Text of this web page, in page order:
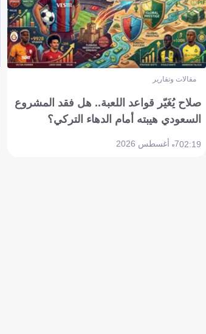
مقالات وتقارير
صلاح يُغَيّر قواعد اللعبة.. هل فقد المشروع
السعودي هيبته أمام الدهاء التركي؟
02:197 أغسطس 2026